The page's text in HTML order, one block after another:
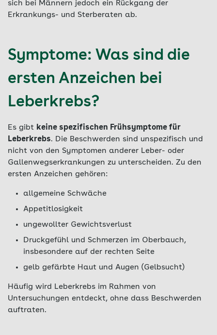
sich bei Männern jedoch ein Rückgang der
Erkrankungs- und Sterberaten ab.
Symptome: Was sind die
ersten Anzeichen bei
Leberkrebs?
Es gibt keine spezifischen Frühsymptome für
Leberkrebs. Die Beschwerden sind unspezifisch und
nicht von den Symptomen anderer Leber- oder
Gallenwegserkrankungen zu unterscheiden. Zu den
ersten Anzeichen gehören:
allgemeine Schwäche
Appetitlosigkeit
ungewollter Gewichtsverlust
Druckgefühl und Schmerzen im Oberbauch,
insbesondere auf der rechten Seite
gelb gefärbte Haut und Augen (Gelbsucht)
Häufig wird Leberkrebs im Rahmen von
Untersuchungen entdeckt, ohne dass Beschwerden
auftraten.